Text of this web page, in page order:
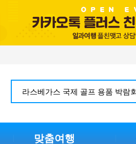
맞춤여행